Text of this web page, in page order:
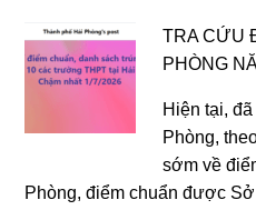
TRA CỨU
PHÒNG
Hiện tại,
Phòng,
sớm về
Phòng, điểm chuẩn được